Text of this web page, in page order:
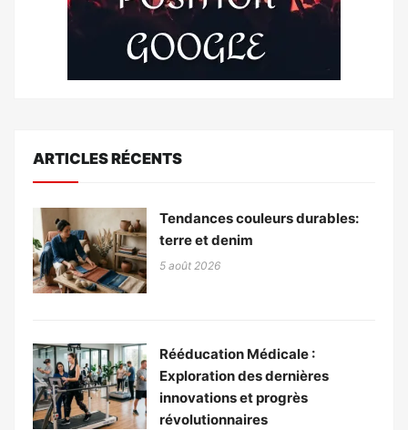
ARTICLES RÉCENTS
Tendances couleurs durables:
terre et denim
5 août 2026
Rééducation Médicale :
Exploration des dernières
innovations et progrès
révolutionnaires